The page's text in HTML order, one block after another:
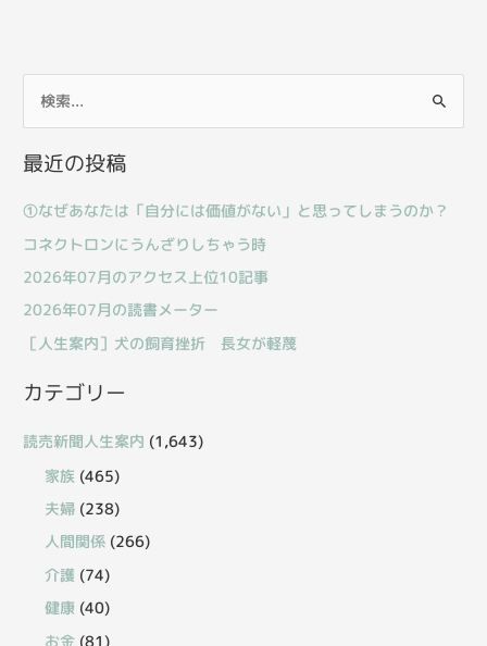
索
対
:
最近の投稿
①なぜあなたは「自分には価値がない」と思ってしまうのか？
コネクトロンにうんざりしちゃう時
2026年07月のアクセス上位10記事
2026年07月の読書メーター
［人生案内］犬の飼育挫折 長女が軽蔑
カテゴリー
読売新聞人生案内 (1,643)
家族 (465)
夫婦 (238)
人間関係 (266)
介護 (74)
健康 (40)
お金 (81)